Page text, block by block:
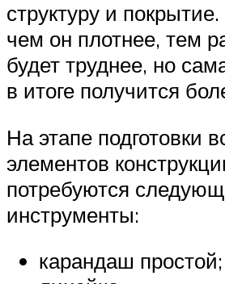
структуру и
чем он плотнее, тем
будет труднее, но
в итоге получится
На этапе подготовки
элементов
потребуются
инструменты:
карандаш простой;